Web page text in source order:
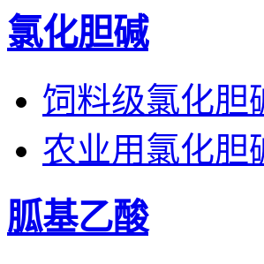
氯化胆碱
饲料级氯化胆
农业用氯化胆
胍基乙酸